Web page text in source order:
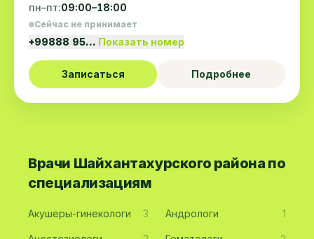
пн–пт:09:00–18:00
Сейчас не принимает
+99888 95… Показать номер
Записаться Подробнее
Врачи Шайхантахурского района по
специализациям
Акушеры-гинекологи 3 Андрологи 1